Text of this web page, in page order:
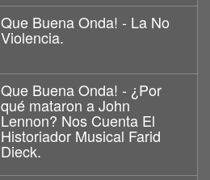
Que Buena Onda! - La No
Violencia.
Que Buena Onda! - ¿Por
qué mataron a John
Lennon? Nos Cuenta El
Historiador Musical Farid
Dieck.